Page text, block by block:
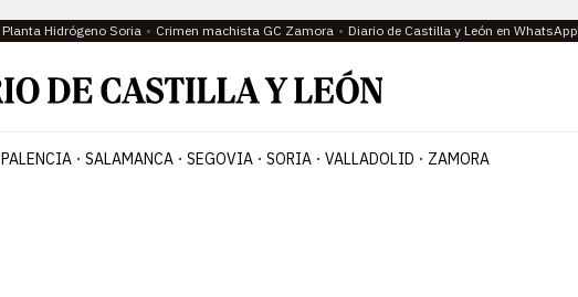
Planta Hidrógeno Soria Crimen machista GC Zamora Diario de Castilla y León en WhatsApp
PALENCIA SALAMANCA SEGOVIA SORIA VALLADOLID ZAMORA